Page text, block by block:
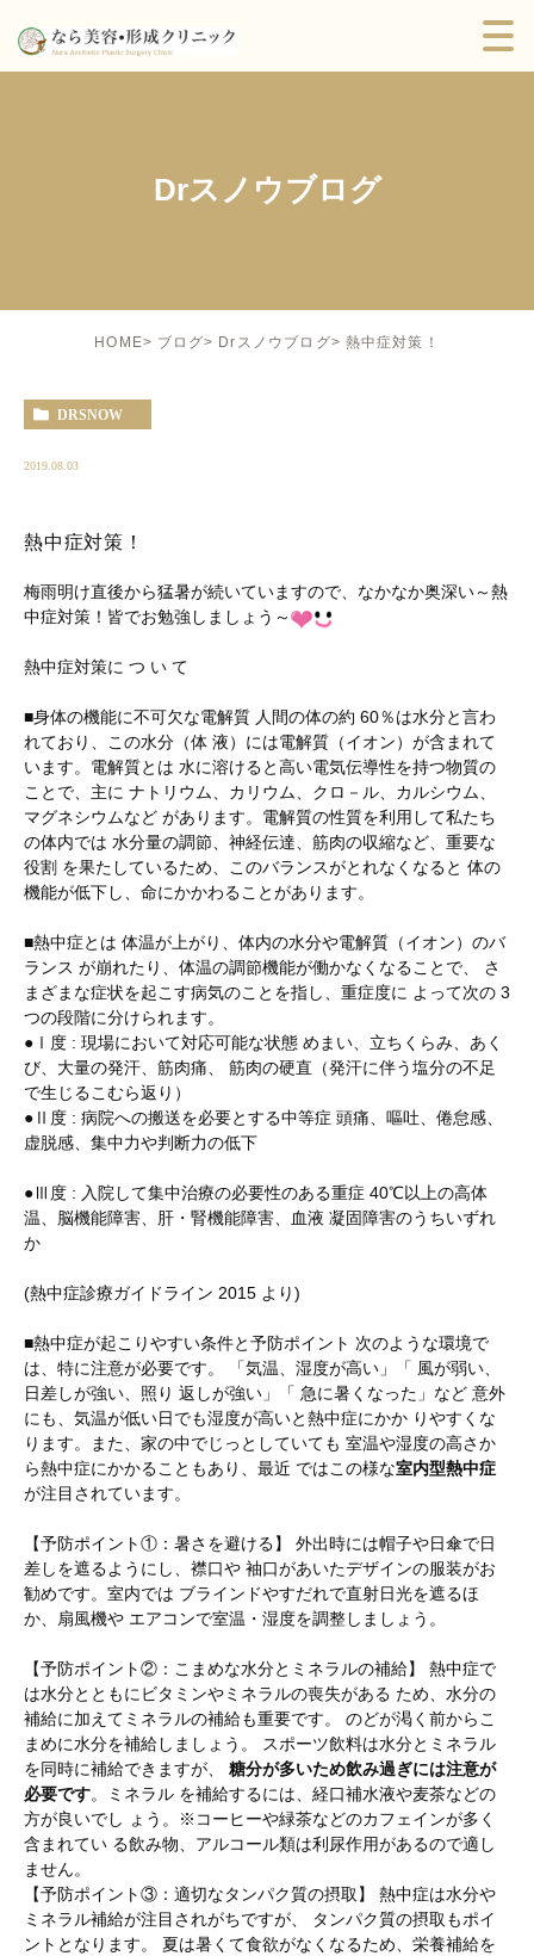
Drスノウブログ
HOME ブログ Drスノウブログ 熱中症対策！
DRSNOW
2019.08.03
熱中症対策！
梅雨明け直後から猛暑が続いていますので、なかなか奥深い～熱
中症対策！皆でお勉強しましょう～
熱中症対策に つ い て
■身体の機能に不可欠な電解質 人間の体の約 60％は水分と言わ
れており、この水分（体 液）には電解質（イオン）が含まれて
います。電解質とは 水に溶けると高い電気伝導性を持つ物質の
ことで、主に ナトリウム、カリウム、クロ－ル、カルシウム、
マグネシウムなど があります。電解質の性質を利用して私たち
の体内では 水分量の調節、神経伝達、筋肉の収縮など、重要な
役割 を果たしているため、このバランスがとれなくなると 体の
機能が低下し、命にかかわることがあります。
■熱中症とは 体温が上がり、体内の水分や電解質（イオン）のバ
ランス が崩れたり、体温の調節機能が働かなくなることで、 さ
まざまな症状を起こす病気のことを指し、重症度に よって次の 3
つの段階に分けられます。
●Ⅰ度 : 現場において対応可能な状態 めまい、立ちくらみ、あく
び、大量の発汗、筋肉痛、 筋肉の硬直（発汗に伴う塩分の不足
で生じるこむら返り）
●Ⅱ度 : 病院への搬送を必要とする中等症 頭痛、嘔吐、倦怠感、
虚脱感、集中力や判断力の低下
●Ⅲ度 : 入院して集中治療の必要性のある重症 40℃以上の高体
温、脳機能障害、肝・腎機能障害、血液 凝固障害のうちいずれ
か
(熱中症診療ガイドライン 2015 より)
■熱中症が起こりやすい条件と予防ポイント 次のような環境で
は、特に注意が必要です。 「気温、湿度が高い」「 風が弱い、
日差しが強い、照り 返しが強い」「 急に暑くなった」など 意外
にも、気温が低い日でも湿度が高いと熱中症にかか りやすくな
ります。また、家の中でじっとしていても 室温や湿度の高さか
ら熱中症にかかることもあり、最近 ではこの様な室内型熱中症
が注目されています。
【予防ポイント①：暑さを避ける】 外出時には帽子や日傘で日
差しを遮るようにし、襟口や 袖口があいたデザインの服装がお
勧めです。室内では ブラインドやすだれで直射日光を遮るほ
か、扇風機や エアコンで室温・湿度を調整しましょう。
【予防ポイント②：こまめな水分とミネラルの補給】 熱中症で
は水分とともにビタミンやミネラルの喪失がある ため、水分の
補給に加えてミネラルの補給も重要です。 のどが渇く前からこ
まめに水分を補給しましょう。 スポーツ飲料は水分とミネラル
を同時に補給できますが、 糖分が多いため飲み過ぎには注意が
必要です。ミネラル を補給するには、経口補水液や麦茶などの
方が良いでし ょう。※コーヒーや緑茶などのカフェインが多く
含まれてい る飲み物、アルコール類は利尿作用があるので適し
ません。
【予防ポイント③：適切なタンパク質の摂取】 熱中症は水分や
ミネラル補給が注目されがちですが、 タンパク質の摂取もポイ
ントとなります。 夏は暑くて食欲がなくなるため、栄養補給を